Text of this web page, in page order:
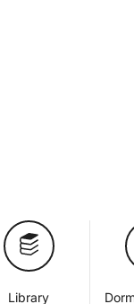
Library